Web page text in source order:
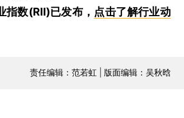
指数(RII)已发布， 点击了解行业动
责任编辑：范若虹 | 版面编辑：吴秋晗